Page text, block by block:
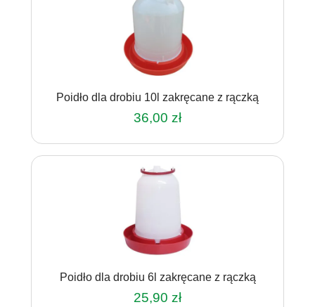
Poidło dla drobiu 10l zakręcane z rączką
36,00 zł
Poidło dla drobiu 6l zakręcane z rączką
25,90 zł